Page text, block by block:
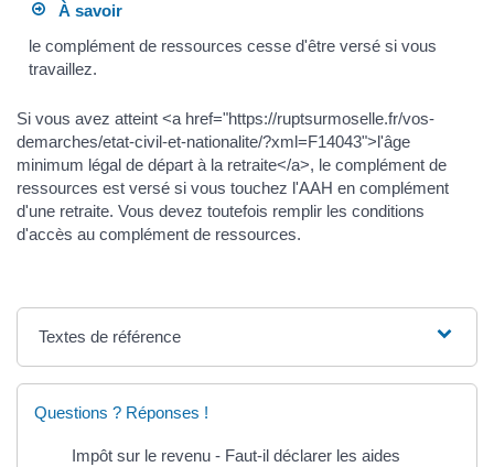
À savoir
le complément de ressources cesse d'être versé si vous
travaillez.
Si vous avez atteint <a href="https://ruptsurmoselle.fr/vos-
demarches/etat-civil-et-nationalite/?xml=F14043">l'âge
minimum légal de départ à la retraite</a>, le complément de
ressources est versé si vous touchez l'AAH en complément
d'une retraite. Vous devez toutefois remplir les conditions
d'accès au complément de ressources.
Textes de référence
Questions ? Réponses !
Impôt sur le revenu - Faut-il déclarer les aides